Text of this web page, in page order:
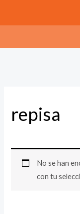
repisa
No se han
con tu